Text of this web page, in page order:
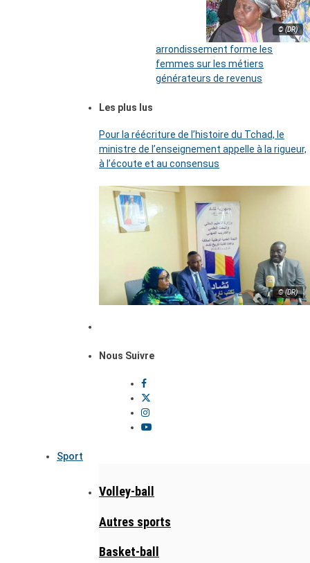
© (DR)
arrondissement forme les
femmes sur les métiers
générateurs de revenus
Les plus lus
Pour la réécriture de l’histoire du Tchad, le
ministre de l’enseignement appelle à la rigueur,
à l’écoute et au consensus
© (DR)
Nous Suivre
Sport
Volley-ball
Autres sports
Basket-ball